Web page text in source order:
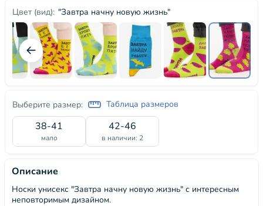
Цвет (вид): "Завтра начну новую жизнь"
Выберите размер: Таблица размеров
38-41
мало
42-46
в наличии: 2
Описание
Носки унисекс "Завтра начну новую жизнь" с интересным
неповторимым дизайном.